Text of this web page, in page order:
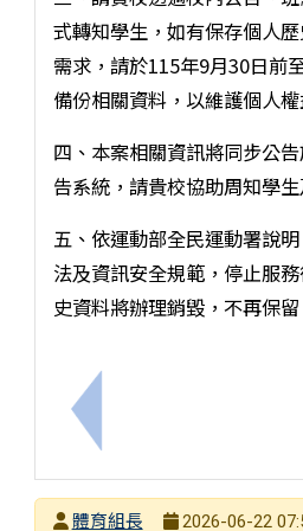
上一筆：「《虎姑婆和他
式轉知學生，如有保存個人
需求，請於115年9月30日前
備份相關資料，以維護個人權
四、本案相關資訊將同步公
告系統，請貴校協助周知學生
五、依運動部全民運動署說
法及資訊安全規範，停止服
史資料將辦理銷毀，不再保留
發布者
體育組長 2026-06-22